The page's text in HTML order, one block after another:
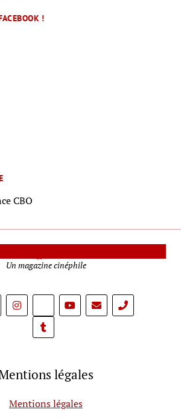
!
Un magazine cinéphile
phone
légales
Mentions légales